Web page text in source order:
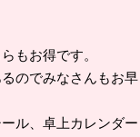
もお得です。
のでみなさんもお早
ル、卓上カレンダー